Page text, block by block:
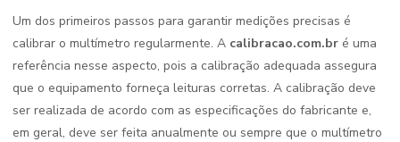
Um dos primeiros passos para garantir medições precisas é
calibrar o multímetro regularmente. A calibracao.com.br é uma
referência nesse aspecto, pois a calibração adequada assegura
que o equipamento forneça leituras corretas. A calibração deve
ser realizada de acordo com as especificações do fabricante e,
em geral, deve ser feita anualmente ou sempre que o multímetro